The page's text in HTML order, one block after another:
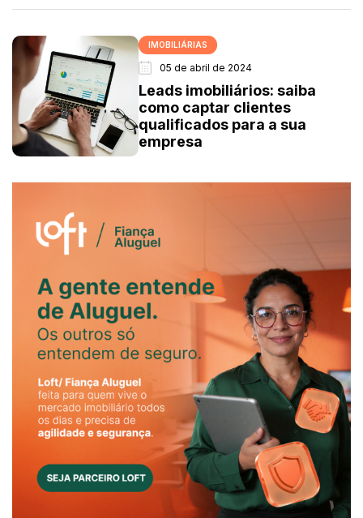
IMOBILIÁRIAS
05 de abril de 2024
Leads imobiliários: saiba
como captar clientes
qualificados para a sua
empresa